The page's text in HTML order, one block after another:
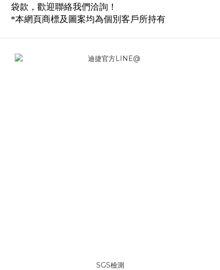
袋款，歡迎聯絡我們洽詢！
*本網頁商標及圖案均為個別客戶所持有
SGS檢測